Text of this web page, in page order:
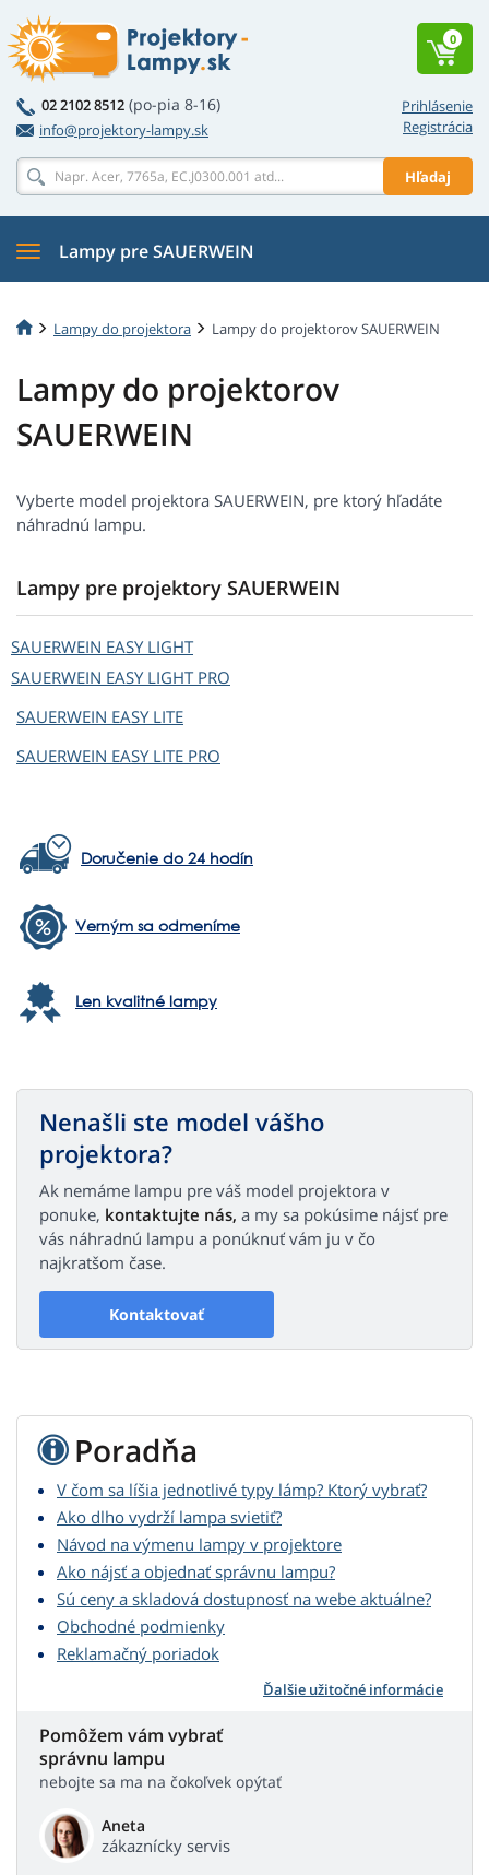
Prihlásenie
Registrácia
02 2102 8512 (po-pia 8-16)
info@projektory-lampy.sk
Hľadaj
0
Lampy pre SAUERWEIN
Lampy do projektora Lampy do projektorov SAUERWEIN
Lampy do projektorov
SAUERWEIN
Vyberte model projektora SAUERWEIN, pre ktorý hľadáte
náhradnú lampu.
Lampy pre projektory SAUERWEIN
SAUERWEIN EASY LIGHT
SAUERWEIN EASY LIGHT PRO
SAUERWEIN EASY LITE
SAUERWEIN EASY LITE PRO
Doručenie do 24 hodín
Verným sa odmeníme
Len kvalitné lampy
Nenašli ste model vášho
projektora?
Ak nemáme lampu pre váš model projektora v
ponuke, kontaktujte nás, a my sa pokúsime nájsť pre
vás náhradnú lampu a ponúknuť vám ju v čo
najkratšom čase.
Kontaktovať
Poradňa
V čom sa líšia jednotlivé typy lámp? Ktorý vybrať?
Ako dlho vydrží lampa svietiť?
Návod na výmenu lampy v projektore
Ako nájsť a objednať správnu lampu?
Sú ceny a skladová dostupnosť na webe aktuálne?
Obchodné podmienky
Reklamačný poriadok
Ďalšie užitočné informácie
Pomôžem vám vybrať
správnu lampu
nebojte sa ma na čokoľvek opýtať
Aneta
zákaznícky servis